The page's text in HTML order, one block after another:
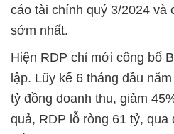
cáo tài chính quý 3/2024 và
sớm nhất.
Hiện RDP chỉ mới công bố
lập. Lũy kế 6 tháng đầu
tỷ đồng doanh thu, giảm
quả, RDP lỗ ròng 61 tỷ, qua